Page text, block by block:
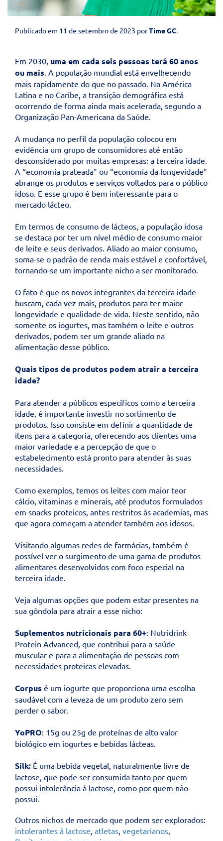
Publicado em 11 de setembro de 2023 porTime GC.
Em 2030, uma em cada seis pessoas terá 60 anos
ou mais. A população mundial está envelhecendo
mais rapidamente do que no passado. Na América
Latina e no Caribe, a transição demográfica está
ocorrendo de forma ainda mais acelerada, segundo a
Organização Pan-Americana da Saúde.
A mudança no perfil da população colocou em
evidência um grupo de consumidores até então
desconsiderado por muitas empresas: a terceira idade.
A “economia prateada” ou “economia da longevidade”
abrange os produtos e serviços voltados para o público
idoso. E esse grupo é bem interessante para o
mercado lácteo.
Em termos de consumo de lácteos, a população idosa
se destaca por ter um nível médio de consumo maior
de leite e seus derivados. Aliado ao maior consumo,
soma-se o padrão de renda mais estável e confortável,
tornando-se um importante nicho a ser monitorado.
O fato é que os novos integrantes da terceira idade
buscam, cada vez mais, produtos para ter maior
longevidade e qualidade de vida. Neste sentido, não
somente os iogurtes, mas também o leite e outros
derivados, podem ser um grande aliado na
alimentação desse público.
Quais tipos de produtos podem atrair a terceira
idade?
Para atender a públicos específicos como a terceira
idade, é importante investir no sortimento de
produtos. Isso consiste em definir a quantidade de
itens para a categoria, oferecendo aos clientes uma
maior variedade e a percepção de que o
estabelecimento está pronto para atender às suas
necessidades.
Como exemplos, temos os leites com maior teor
cálcio, vitaminas e minerais, até produtos formulados
em snacks proteicos, antes restritos às academias, mas
que agora começam a atender também aos idosos.
Visitando algumas redes de farmácias, também é
possível ver o surgimento de uma gama de produtos
alimentares desenvolvidos com foco especial na
terceira idade.
Veja algumas opções que podem estar presentes na
sua gôndola para atrair a esse nicho:
Suplementos nutricionais para 60+: Nutridrink
Protein Advanced, que contribui para a saúde
muscular e para a alimentação de pessoas com
necessidades proteicas elevadas.
Corpus é um iogurte que proporciona uma escolha
saudável com a leveza de um produto zero sem
perder o sabor.
YoPRO: 15g ou 25g de proteínas de alto valor
biológico em iogurtes e bebidas lácteas.
Silk: É uma bebida vegetal, naturalmente livre de
lactose, que pode ser consumida tanto por quem
possui intolerância à lactose, como por quem não
possui.
Outros nichos de mercado que podem ser explorados:
intolerantes à lactose, atletas, vegetarianos,